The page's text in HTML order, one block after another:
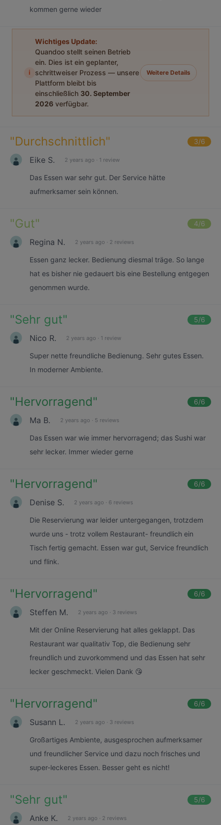
kommen gerne wieder
i
Wichtiges Update:
Quandoo stellt seinen Betrieb
ein. Dies ist ein geplanter,
schrittweiser Prozess — unsere
Plattform bleibt bis
einschließlich 30. September
2026 verfügbar.
Weitere Details
"Durchschnittlich" 3/6
Eike S. 2 years ago · 1 review
Das Essen war sehr gut. Der Service hätte
aufmerksamer sein können.
"Gut" 4/6
Regina N. 2 years ago · 2 reviews
Essen ganz lecker. Bedienung diesmal träge. So lange
hat es bisher nie gedauert bis eine Bestellung entgegen
genommen wurde.
"Sehr gut" 5/6
Nico R. 2 years ago · 1 review
Super nette freundliche Bedienung. Sehr gutes Essen.
In moderner Ambiente.
"Hervorragend" 6/6
Ma B. 2 years ago · 5 reviews
Das Essen war wie immer hervorragend; das Sushi war
sehr lecker. Immer wieder gerne
"Hervorragend" 6/6
Denise S. 2 years ago · 6 reviews
Die Reservierung war leider untergegangen, trotzdem
wurde uns - trotz vollem Restaurant- freundlich ein
Tisch fertig gemacht. Essen war gut, Service freundlich
und flink.
"Hervorragend" 6/6
Steffen M. 2 years ago · 3 reviews
Mit der Online Reservierung hat alles geklappt. Das
Restaurant war qualitativ Top, die Bedienung sehr
freundlich und zuvorkommend und das Essen hat sehr
lecker geschmeckt. Vielen Dank 😘
"Hervorragend" 6/6
Susann L. 2 years ago · 3 reviews
Großartiges Ambiente, ausgesprochen aufmerksamer
und freundlicher Service und dazu noch frisches und
super-leckeres Essen. Besser geht es nicht!
"Sehr gut" 5/6
Anke K. 2 years ago · 2 reviews